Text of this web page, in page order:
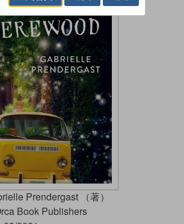
Prendergast （著）
Book Publishers